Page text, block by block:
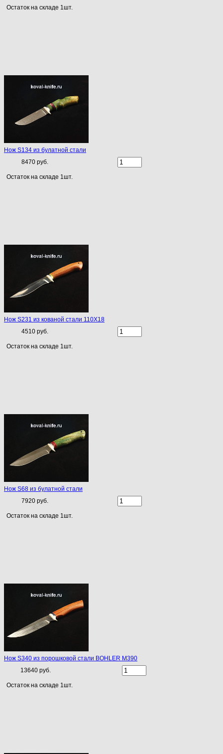
Остаток на складе 1шт.
Нож S134 из булатной стали
8470 руб.
Остаток на складе 1шт.
Нож S231 из кованой стали 110Х18
4510 руб.
Остаток на складе 1шт.
Нож S68 из булатной стали
7920 руб.
Остаток на складе 1шт.
Нож S340 из порошковой стали BOHLER М390
13640 руб.
Остаток на складе 1шт.